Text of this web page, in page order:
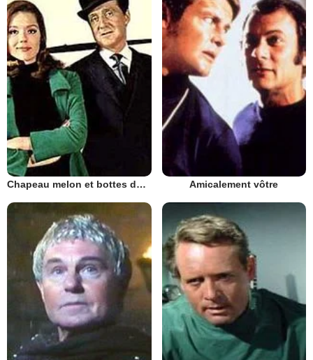
Chapeau melon et bottes de cuir - 1961 Amicalement vôtre